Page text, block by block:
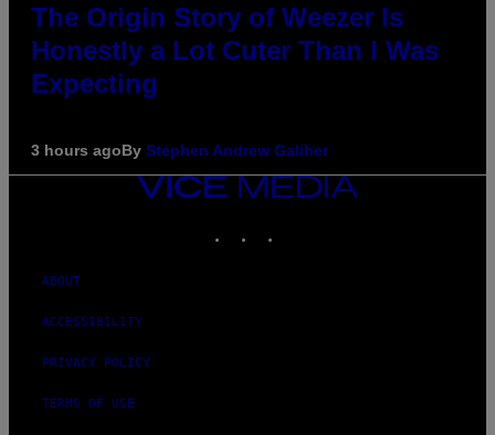
The Origin Story of Weezer Is
Honestly a Lot Cuter Than I Was
Expecting
3 hours agoBy Stephen Andrew Galiher
VICE
MEDIA
ABOUT
ACCESSIBILITY
PRIVACY POLICY
TERMS OF USE